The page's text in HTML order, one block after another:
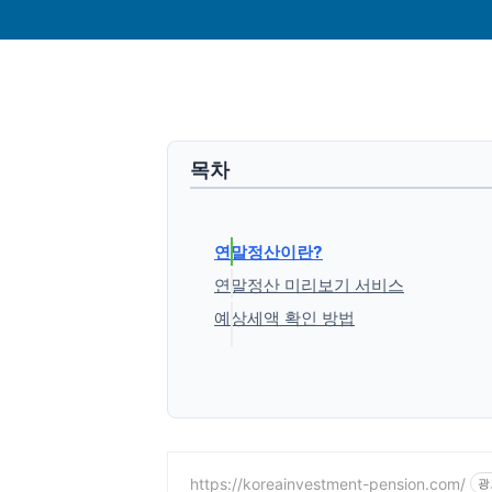
목차
연말정산이란?
연말정산 미리보기 서비스
예상세액 확인 방법
'생활정보' 카테고리의 다른
https://koreainvestment-pension.com/